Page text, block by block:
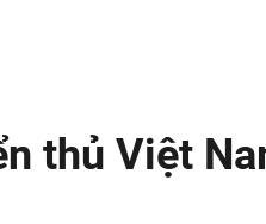
thủ Việt